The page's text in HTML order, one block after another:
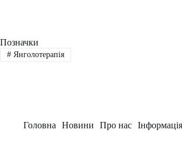
Позначки
#Янголотерапія
Головна Новини Про нас Інформація